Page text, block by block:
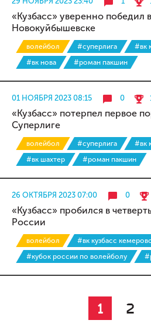
«Кузбасс» уверенно победил в
Новокуйбышевске
волейбол #суперлига
#вк
#вк нова
#роман пакшин
01 НОЯБРЯ 2023 08:15 0
«Кузбасс» потерпел первое
Суперлиге
волейбол #суперлига
#вк
#вк шахтер
#роман пакшин
26 ОКТЯБРЯ 2023 07:00 0
«Кузбасс» пробился в
России
волейбол #вк кузбасс
#кубок россии по волейболу
1 2